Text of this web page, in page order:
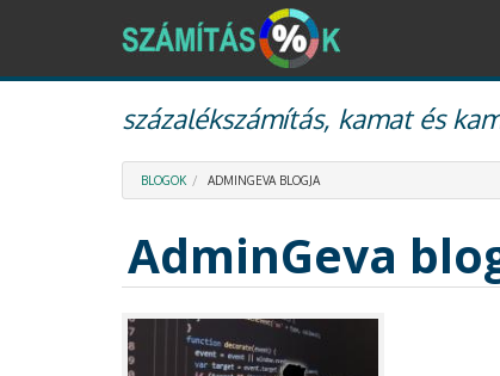
százalékszámítás, kamat és
BLOGOK ADMINGEVA BLOGJA
AdminGeva